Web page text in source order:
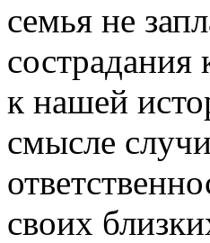
семья не
сострадания
к нашей
смысле
своих